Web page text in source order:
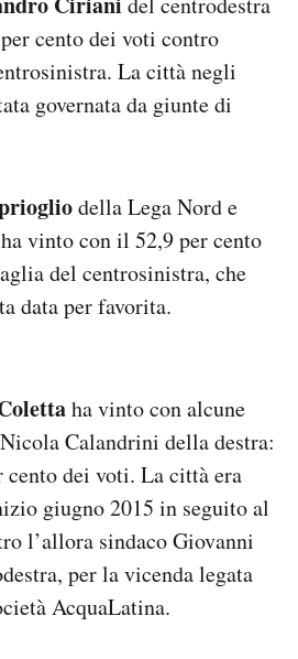
cento dei voti contro
La città negli
governata da giunte di
della Lega Nord e
vinto con il 52,9 per cento
del centrosinistra, che
data per favorita.
ha vinto con alcune
Calandrini della destra:
dei voti. La città era
giugno 2015 in seguito al
l’allora sindaco Giovanni
per la vicenda legata
AcquaLatina.